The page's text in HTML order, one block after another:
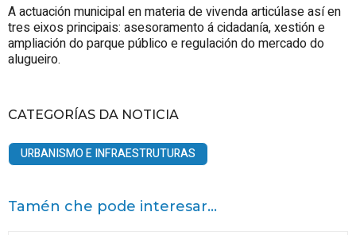
A actuación municipal en materia de vivenda articúlase así en
tres eixos principais: asesoramento á cidadanía, xestión e
ampliación do parque público e regulación do mercado do
alugueiro.
CATEGORÍAS DA NOTICIA
URBANISMO E INFRAESTRUTURAS
Tamén che pode interesar...